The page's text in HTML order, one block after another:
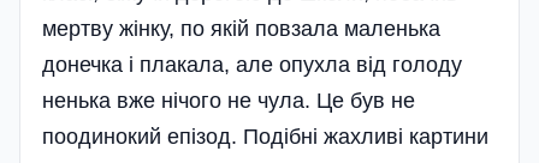
мертву жінку, по якій повзала маленька
донечка і плакала, але опухла від голоду
ненька вже нічого не чула. Це був не
поодинокий епізод. Подібні жахливі картини